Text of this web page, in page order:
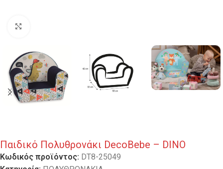
Παιδικό Πολυθρονάκι DecoBebe – DINO
Κωδικός προϊόντος: DT8-25049